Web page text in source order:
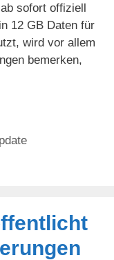
sofort offiziell
12 GB Daten für
wird vor allem
bemerken,